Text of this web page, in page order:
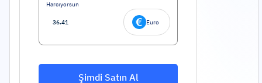
Harcıyorsun
Euro
Şimdi Satın Al